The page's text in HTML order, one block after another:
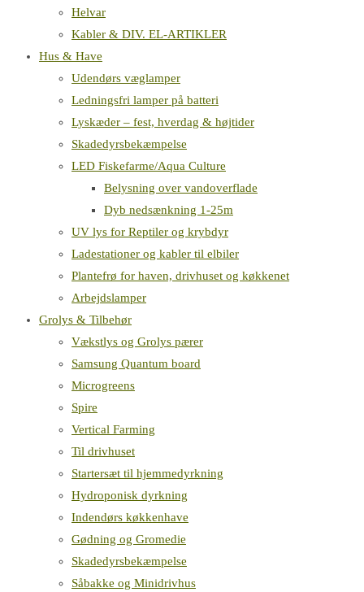
Helvar
Kabler & DIV. EL-ARTIKLER
Hus & Have
Udendørs væglamper
Ledningsfri lamper på batteri
Lyskæder – fest, hverdag & højtider
Skadedyrsbekæmpelse
LED Fiskefarme/Aqua Culture
Belysning over vandoverflade
Dyb nedsænkning 1-25m
UV lys for Reptiler og krybdyr
Ladestationer og kabler til elbiler
Plantefrø for haven, drivhuset og køkkenet
Arbejdslamper
Grolys & Tilbehør
Vækstlys og Grolys pærer
Samsung Quantum board
Microgreens
Spire
Vertical Farming
Til drivhuset
Startersæt til hjemmedyrkning
Hydroponisk dyrkning
Indendørs køkkenhave
Gødning og Gromedie
Skadedyrsbekæmpelse
Såbakke og Minidrivhus